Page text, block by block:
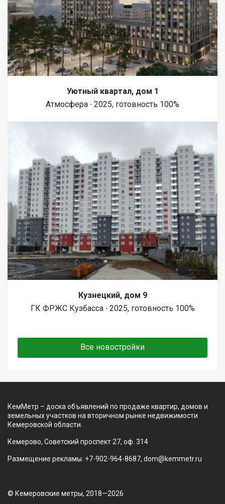
Уютный квартал, дом 1
Атмосфера ∙ 2025, готовность 100%
Кузнецкий, дом 9
ГК ФРЖС Кузбасса ∙ 2025, готовность 100%
Все новостройки
КемМетр – доска объявлений по продаже квартир, домов и
земельных участков на вторичном рынке недвижимости
Кемеровской области.
Кемерово, Советский проспект 27, оф. 314
Размещение рекламы: +7-902-964-8687, dom@kemmetr.ru
© Кемеровские метры, 2018—2026